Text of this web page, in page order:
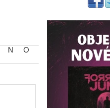
N
O